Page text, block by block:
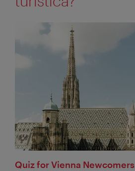
Quiz for Vienna Newcomers